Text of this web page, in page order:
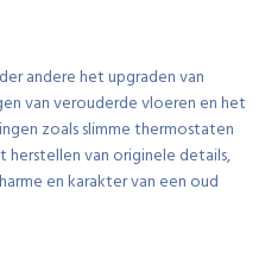
andere het upgraden van
van verouderde vloeren en het
zoals slimme thermostaten
herstellen van originele details,
en karakter van een oud